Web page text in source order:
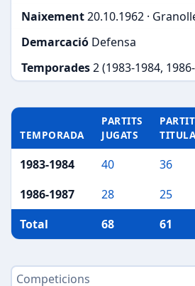
Naixement20.10.1962 ·
Demarcació Defensa
Temporades2 (1983-1984,
TEMPORADA
PARTITS
JUGATS
1983-1984 40 36
1986-1987
28 25
Total
68 61